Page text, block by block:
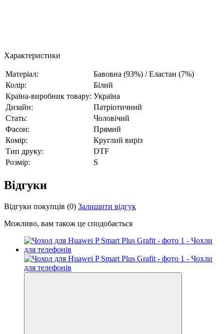
Характеристики
Матеріал:
Бавовна (93%) / Еластан (7%)
Колір:
Білий
Країна-виробник товару: Україна
Дизайн:
Патріотичний
Стать:
Чоловічий
Фасон:
Прямий
Комір:
Круглий виріз
Тип друку:
DTF
Розмір:
S
Відгуки
Відгуки покупців (0) Залишити відгук
Можливо, вам також це сподобається